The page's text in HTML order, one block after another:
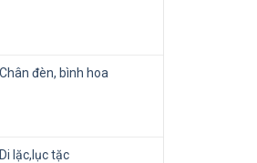
Chân đèn, bình hoa
Di lặc,lục tặc